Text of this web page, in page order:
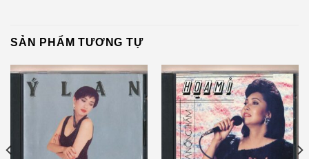
SẢN PHẨM TƯƠNG TỰ